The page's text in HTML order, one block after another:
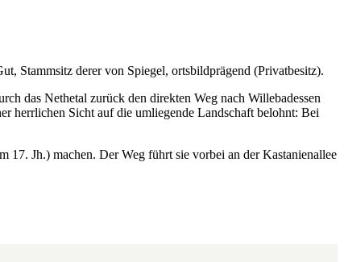
Stammsitz derer von Spiegel, ortsbildprägend (Privatbesitz).
das Nethetal zurück den direkten Weg nach Willebadessen
herrlichen Sicht auf die umliegende Landschaft belohnt: Bei
17. Jh.) machen. Der Weg führt sie vorbei an der Kastanienallee